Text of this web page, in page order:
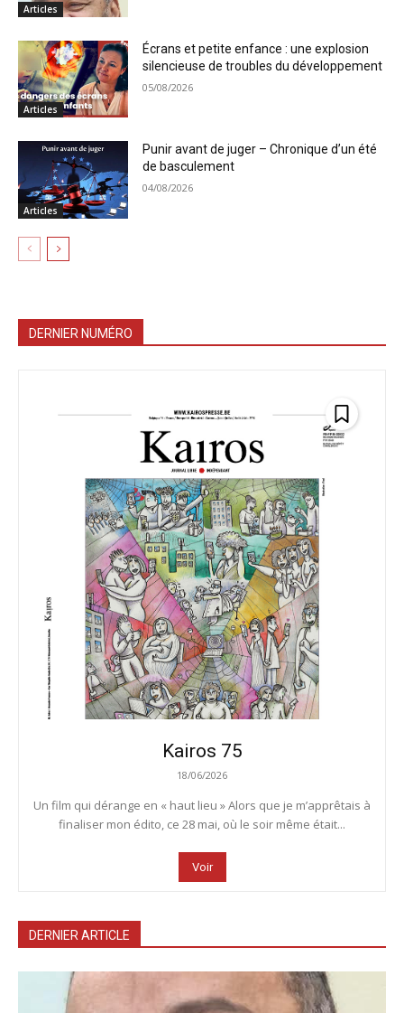
Articles
Articles
Écrans et petite enfance : une explosion
silencieuse de troubles du développement
05/08/2026
Articles
Punir avant de juger – Chronique d’un été
de basculement
04/08/2026
DERNIER NUMÉRO
Kairos 75
18/06/2026
Un film qui dérange en « haut lieu » Alors que je m’apprêtais à
finaliser mon édito, ce 28 mai, où le soir même était...
Voir
DERNIER ARTICLE